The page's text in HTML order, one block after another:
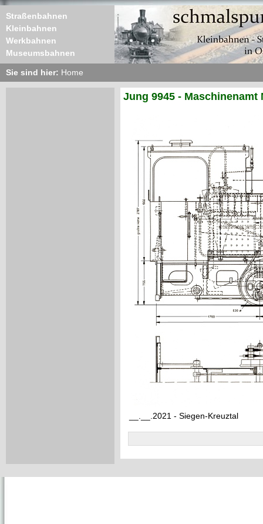
Straßenbahnen
Kleinbahnen
Werkbahnen
Museumsbahnen
Sie sind hier: Home
Jung 9945 - Maschinenamt
__.__.2021 - Siegen-Kreuztal